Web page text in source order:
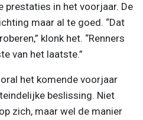
prestaties in het voorjaar. De
maar al te goed. “Dat
klonk het. “Renners
van het laatste.”
het komende voorjaar
beslissing. Niet
zich, maar wel de manier